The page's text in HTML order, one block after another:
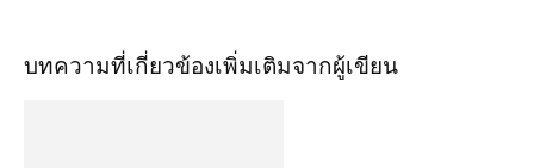
บทความที่เกี่ยวข้องเพิ่มเติมจากผู้เขียน